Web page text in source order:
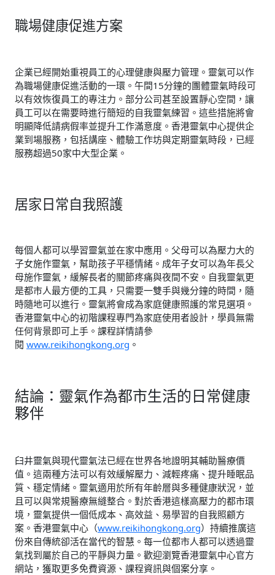
職場健康促進方案
企業已經開始重視員工的心理健康與壓力管理。靈氣可以作
為職場健康促進活動的一環。午間15分鐘的團體靈氣時段可
以有效恢復員工的專注力。部分公司甚至設置靜心空間，讓
員工可以在需要時進行簡短的自我靈氣練習。這些措施將會
明顯降低請病假率並提升工作滿意度。香港靈氣中心提供企
業到場服務，包括講座、體驗工作坊與定期靈氣時段，已經
服務超過50家中大型企業。
居家日常自我照護
每個人都可以學習靈氣並在家中應用。父母可以為壓力大的
子女施作靈氣，幫助孩子平穩情緒。成年子女可以為年長父
母施作靈氣，緩解長者的關節疼痛與夜間不安。自我靈氣更
是都市人最方便的工具，只需要一雙手與幾分鐘的時間，隨
時隨地可以進行。靈氣將會成為家庭健康照護的常見選項。
香港靈氣中心的初階課程專門為家庭使用者設計，學員無需
任何背景即可上手。課程詳情請參
閱 www.reikihongkong.org 。
結論：靈氣作為都市生活的日常健康
夥伴
臼井靈氣與現代靈氣法已經在世界各地證明其輔助醫療價
值。這兩種方法可以有效緩解壓力、減輕疼痛、提升睡眠品
質、穩定情緒。靈氣適用於所有年齡層與多種健康狀況，並
且可以與常規醫療無縫整合。對於香港這樣高壓力的都市環
境，靈氣提供一個低成本、高效益、易學習的自我照顧方
案。香港靈氣中心（www.reikihongkong.org）持續推廣這
份來自傳統卻活在當代的智慧。每一位都市人都可以透過靈
氣找到屬於自己的平靜與力量。歡迎瀏覽香港靈氣中心官方
網站，獲取更多免費資源、課程資訊與個案分享。